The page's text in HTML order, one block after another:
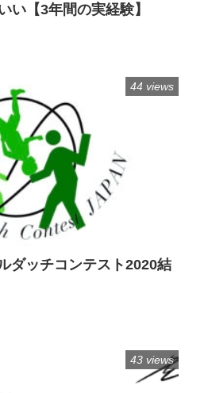
い【3年間の実経験】
ダッチコンテスト2020結
44 views
43 views